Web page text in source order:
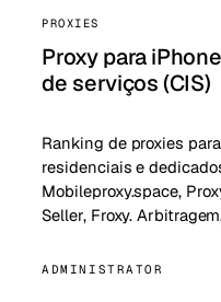
PROXIES
Proxy para
de serviços (CIS)
Ranking de proxies
residenciais e
Mobileproxy.space,
Seller, Froxy.
ADMINISTRATOR